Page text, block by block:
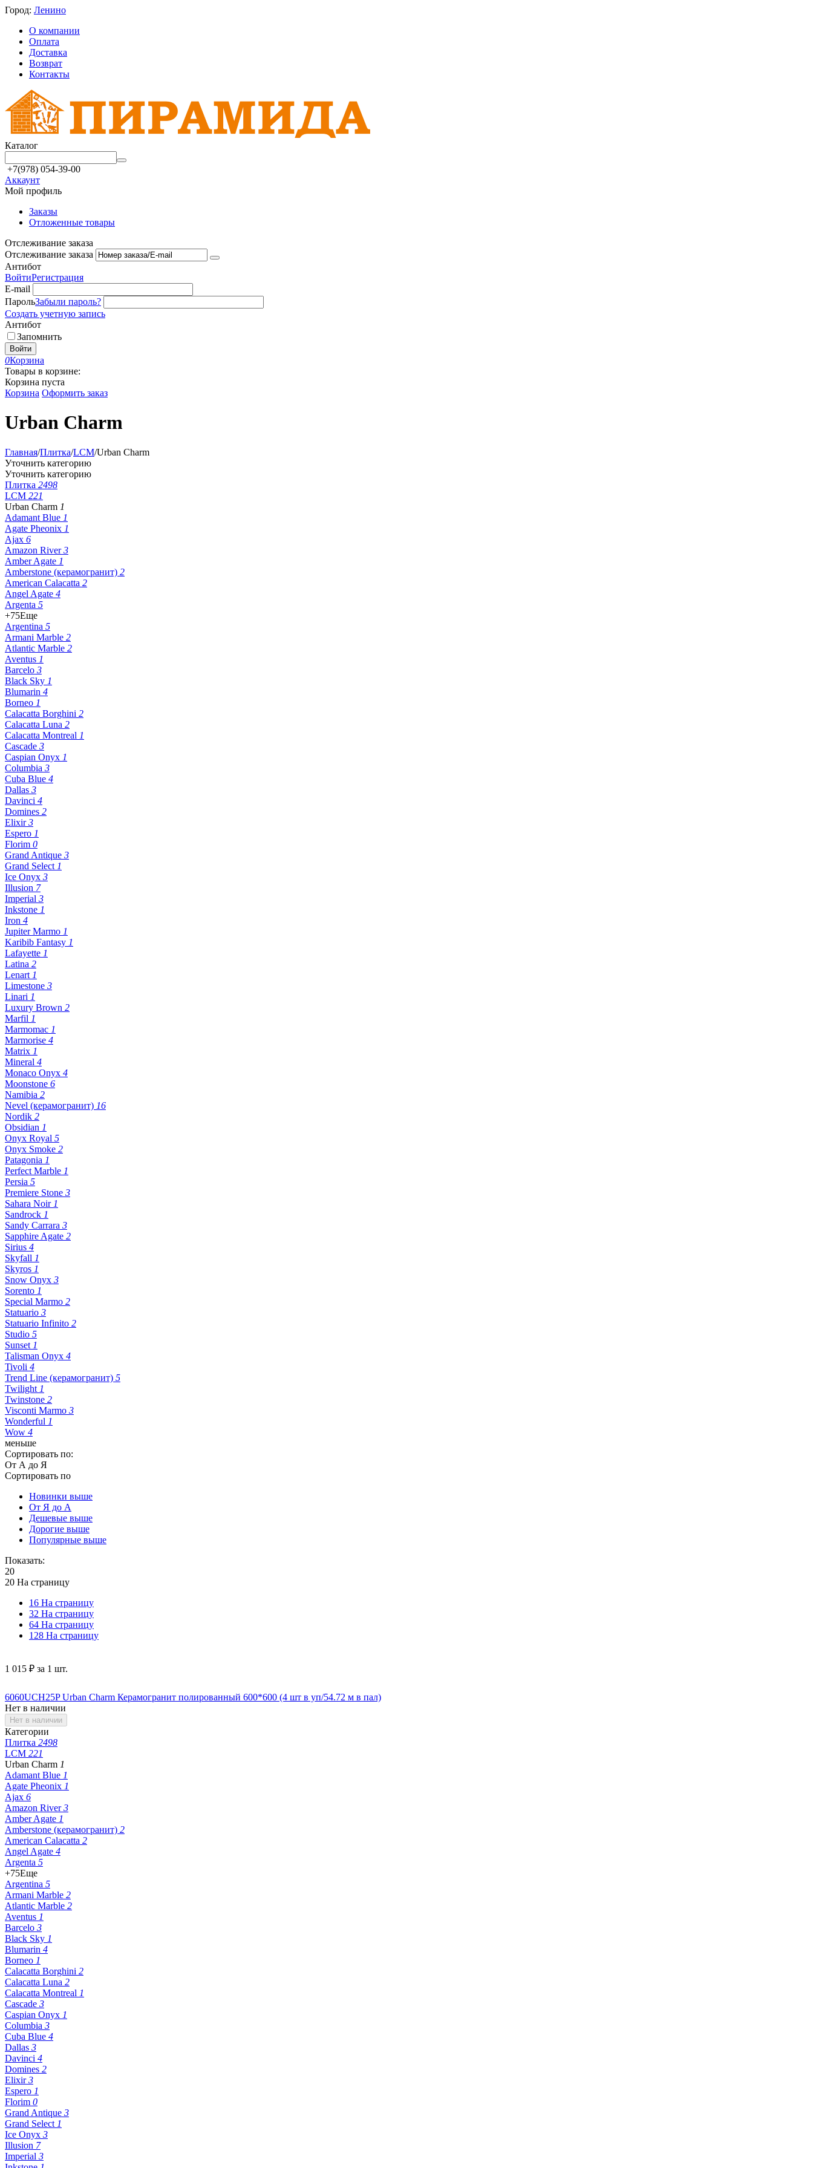
Город: Ленино
О компании
Оплата
Доставка
Возврат
Контакты
Каталог
+7(978) 054-39-00
Аккаунт
Мой профиль
Заказы
Отложенные товары
Отслеживание заказа
Отслеживание заказа
Антибот
ВойтиРегистрация
E-mail
ПарольЗабыли пароль?
Создать учетную запись
Антибот
Запомнить
Войти
0Корзина
Товары в корзине:
Корзина пуста
Корзина Оформить заказ
Urban Charm
Главная/Плитка/LCM/Urban Charm
Уточнить категорию
Уточнить категорию
Плитка 2498
LCM 221
Urban Charm 1
Adamant Blue 1
Agate Pheonix 1
Ajax 6
Amazon River3
Amber Agate 1
Amberstone (керамогранит) 2
American Calacatta 2
Angel Agate 4
Argenta 5
+75Еще
Argentina 5
Armani Marble 2
Atlantic Marble 2
Aventus 1
Barcelo 3
Black Sky 1
Blumarin 4
Borneo 1
Calacatta Borghini 2
Calacatta Luna 2
Calacatta Montreal 1
Cascade 3
Caspian Onyx 1
Columbia 3
Cuba Blue 4
Dallas 3
Davinci 4
Domines 2
Elixir3
Espero 1
Florim 0
Grand Antique 3
Grand Select 1
Ice Onyx 3
Illusion 7
Imperial 3
Inkstone 1
Iron 4
Jupiter Marmo 1
Karibib Fantasy 1
Lafayette 1
Latina 2
Lenart 1
Limestone 3
Linari 1
Luxury Brown 2
Marfil 1
Marmomac 1
Marmorise 4
Matrix 1
Mineral 4
Monaco Onyx 4
Moonstone 6
Namibia 2
Nevel (керамогранит) 16
Nordik 2
Obsidian 1
Onyx Royal 5
Onyx Smoke 2
Patagonia 1
Perfect Marble 1
Persia 5
Premiere Stone 3
Sahara Noir 1
Sandrock 1
Sandy Carrara 3
Sapphire Agate 2
Sirius 4
Skyfall 1
Skyros 1
Snow Onyx 3
Sorento 1
Special Marmo 2
Statuario 3
Statuario Infinito 2
Studio 5
Sunset 1
Talisman Onyx 4
Tivoli 4
Trend Line (керамогранит) 5
Twilight 1
Twinstone 2
Visconti Marmo 3
Wonderful 1
Wow 4
меньше
Сортировать по:
От А до Я
Сортировать по
Новинки выше
От Я до А
Дешевые выше
Дорогие выше
Популярные выше
Показать:
20
20 На страницу
16 На страницу
32 На страницу
64 На страницу
128 На страницу
1 015 ₽ за 1 шт.
6060UCH25P Urban Сharm Керамогранит полированный 600*600 (4 шт в уп/54.72 м в пал)
Нет в наличии
Нет в наличии
Категории
Плитка 2498
LCM 221
Urban Charm 1
Adamant Blue 1
Agate Pheonix 1
Ajax 6
Amazon River3
Amber Agate 1
Amberstone (керамогранит) 2
American Calacatta 2
Angel Agate 4
Argenta 5
+75Еще
Argentina 5
Armani Marble 2
Atlantic Marble 2
Aventus 1
Barcelo 3
Black Sky 1
Blumarin 4
Borneo 1
Calacatta Borghini 2
Calacatta Luna 2
Calacatta Montreal 1
Cascade 3
Caspian Onyx 1
Columbia 3
Cuba Blue 4
Dallas 3
Davinci 4
Domines 2
Elixir3
Espero 1
Florim 0
Grand Antique 3
Grand Select 1
Ice Onyx 3
Illusion 7
Imperial 3